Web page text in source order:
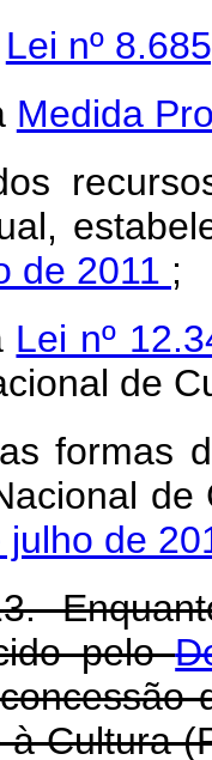
Lei nº
Medida
de 2011 ;
Lei nº
de
formas
de
pelo
à Cultura